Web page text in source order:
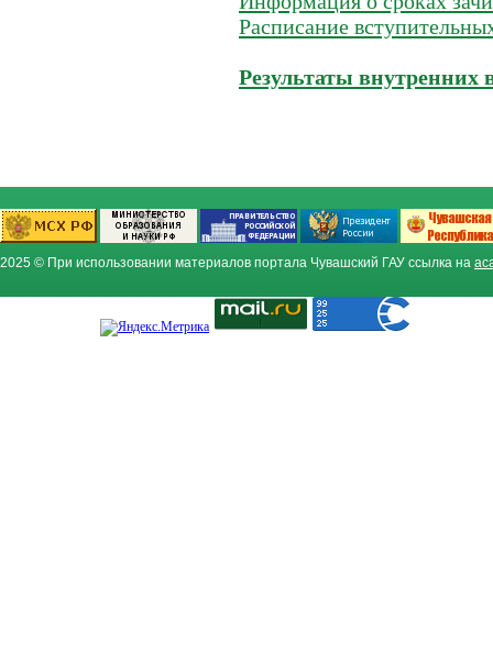
Расписание
Результаты
2025 © При использовании материалов портала Чувашский ГАУ ссылка на